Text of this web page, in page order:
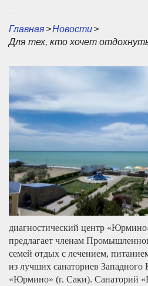
Главная>Новости>
Для тех, кто хочет
диагностический центр
предлагает членам
семей отдых с лечением,
из лучших санаториев
«Юрмино» (г. Саки). Санаторий